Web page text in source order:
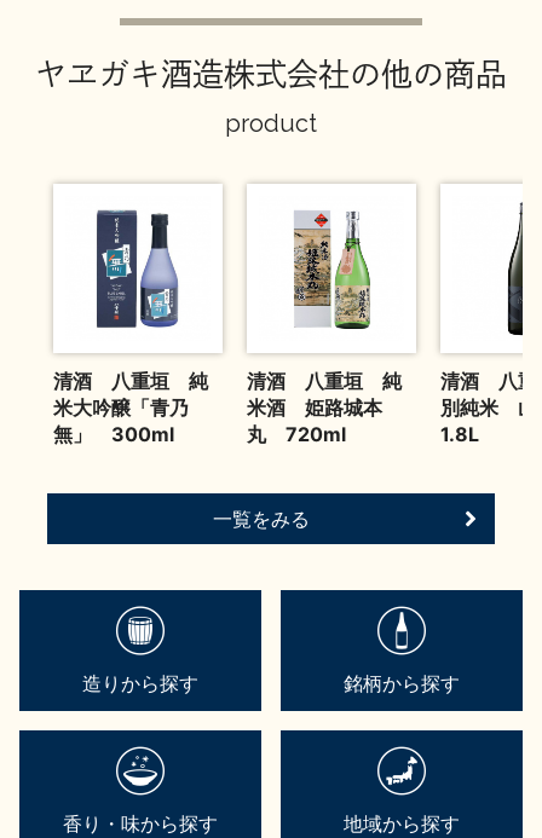
お問い合わせ
ヤヱガキ酒造株式会社の他の商品
product
清酒 八重垣 純
米大吟醸「青乃
無」 300ml
清酒 八重垣 純
米酒 姫路城本
丸 720ml
清酒 八
別純米
1.8L
一覧をみる
造りから探す 銘柄から探す
香り・味から探す 地域から探す